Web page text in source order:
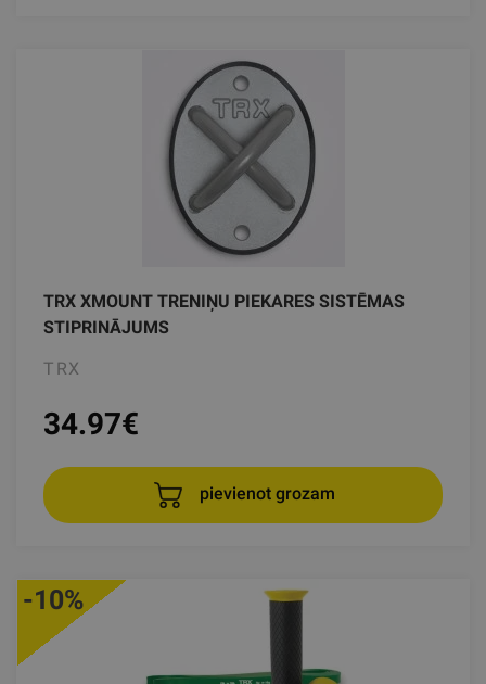
TRX XMOUNT TRENIŅU PIEKARES SISTĒMAS
STIPRINĀJUMS
TRX
34.97€
pievienot grozam
-10%